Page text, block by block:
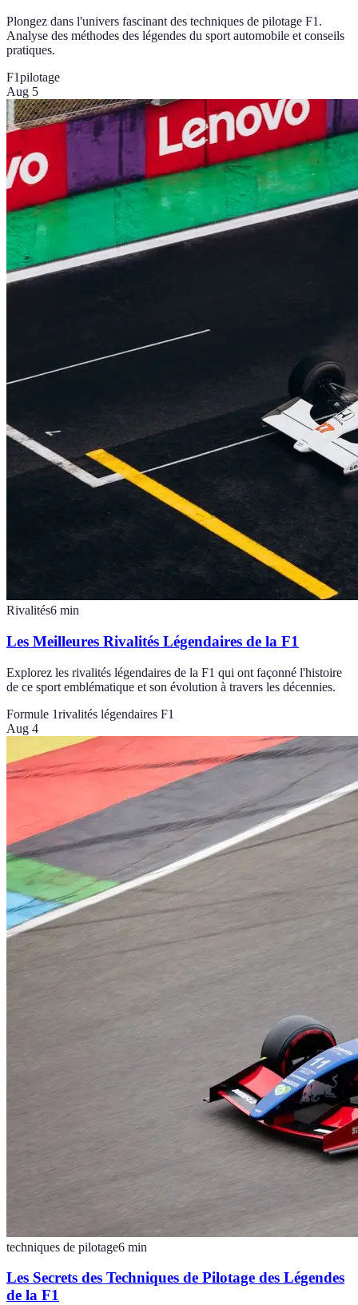
Plongez dans l'univers fascinant des techniques de pilotage F1.
Analyse des méthodes des légendes du sport automobile et conseils
pratiques.
F1pilotage
Aug 5
Rivalités6 min
Les Meilleures Rivalités Légendaires de la F1
Explorez les rivalités légendaires de la F1 qui ont façonné l'histoire
de ce sport emblématique et son évolution à travers les décennies.
Formule 1rivalités légendaires F1
Aug 4
techniques de pilotage6 min
Les Secrets des Techniques de Pilotage des Légendes
de la F1